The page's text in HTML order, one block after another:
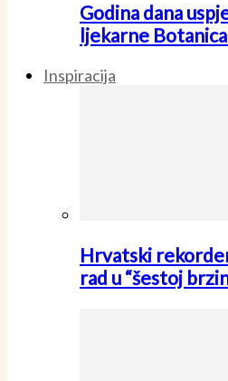
Godina dana
ljekarne
Inspiracija
Hrvatski
rad u “šestoj